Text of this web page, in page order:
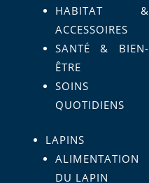
HABITAT &
ACCESSOIRES
SANTÉ & BIEN-
ÊTRE
SOINS
QUOTIDIENS
LAPINS
ALIMENTATION
DU LAPIN